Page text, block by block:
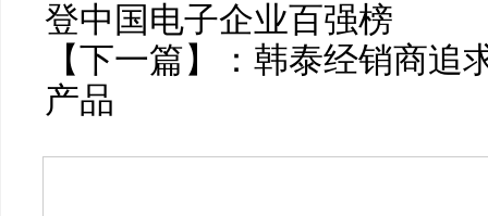
登中国电子企业百强榜
【下一篇】： 韩泰经销商追
产品